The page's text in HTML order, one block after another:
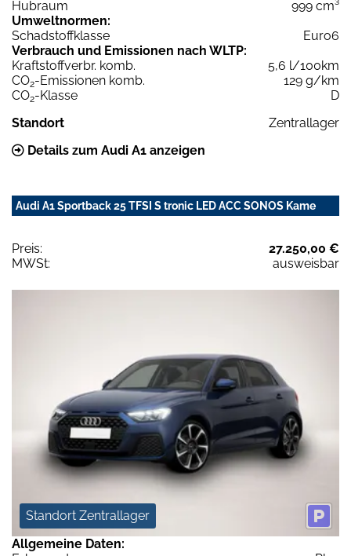
Hubraum
999 cm³
Umweltnormen:
Schadstoffklasse
Euro6
Verbrauch und Emissionen nach WLTP:
Kraftstoffverbr. komb.
5,6 l/100km
CO2-Emissionen komb.
129 g/km
CO2-Klasse
D
Standort
Zentrallager
Details zum Audi A1 anzeigen
Audi A1 Sportback 25 TFSI S tronic LED ACC SONOS Kame
Preis:
27.250,00 €
MWSt:
ausweisbar
Standort Zentrallager
Allgemeine Daten: